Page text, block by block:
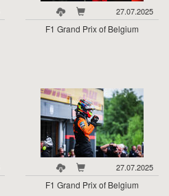
27.07.2025
F1 Grand Prix of Belgium
27.07.2025
F1 Grand Prix of Belgium